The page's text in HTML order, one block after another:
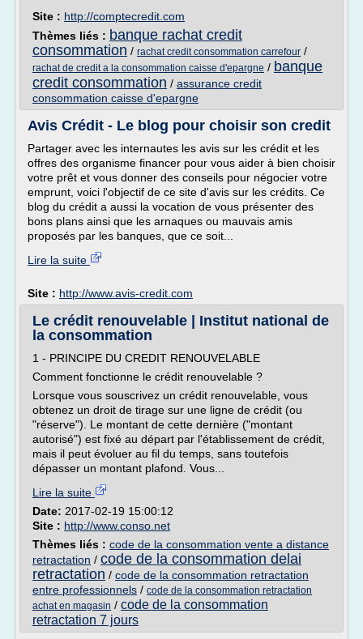
Site : http://comptecredit.com
Thèmes liés : banque rachat credit
consommation / rachat credit consommation carrefour /
rachat de credit a la consommation caisse d'epargne / banque
credit consommation / assurance credit
consommation caisse d'epargne
Avis Crédit - Le blog pour choisir son credit
Partager avec les internautes les avis sur les crédit et les
offres des organisme financer pour vous aider à bien choisir
votre prêt et vous donner des conseils pour négocier votre
emprunt, voici l'objectif de ce site d'avis sur les crédits. Ce
blog du crédit a aussi la vocation de vous présenter des
bons plans ainsi que les arnaques ou mauvais amis
proposés par les banques, que ce soit...
Lire la suite
Site : http://www.avis-credit.com
Le crédit renouvelable | Institut national de
la consommation
1 - PRINCIPE DU CREDIT RENOUVELABLE
Comment fonctionne le crédit renouvelable ?
Lorsque vous souscrivez un crédit renouvelable, vous
obtenez un droit de tirage sur une ligne de crédit (ou
"réserve"). Le montant de cette dernière ("montant
autorisé") est fixé au départ par l'établissement de crédit,
mais il peut évoluer au fil du temps, sans toutefois
dépasser un montant plafond. Vous...
Lire la suite
Date: 2017-02-19 15:00:12
Site : http://www.conso.net
Thèmes liés : code de la consommation vente a distance
retractation / code de la consommation delai
retractation / code de la consommation retractation
entre professionnels / code de la consommation retractation
achat en magasin / code de la consommation
retractation 7 jours